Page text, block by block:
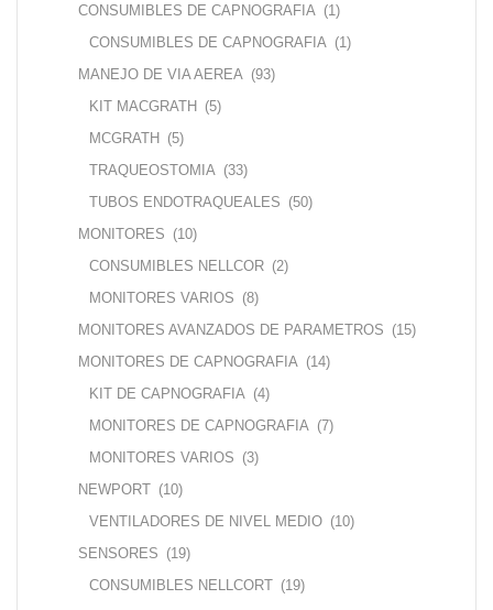
CONSUMIBLES DE CAPNOGRAFIA (1)
CONSUMIBLES DE CAPNOGRAFIA (1)
MANEJO DE VIA AEREA (93)
KIT MACGRATH (5)
MCGRATH (5)
TRAQUEOSTOMIA (33)
TUBOS ENDOTRAQUEALES (50)
MONITORES (10)
CONSUMIBLES NELLCOR (2)
MONITORES VARIOS (8)
MONITORES AVANZADOS DE PARAMETROS (15)
MONITORES DE CAPNOGRAFIA (14)
KIT DE CAPNOGRAFIA (4)
MONITORES DE CAPNOGRAFIA (7)
MONITORES VARIOS (3)
NEWPORT (10)
VENTILADORES DE NIVEL MEDIO (10)
SENSORES (19)
CONSUMIBLES NELLCORT (19)